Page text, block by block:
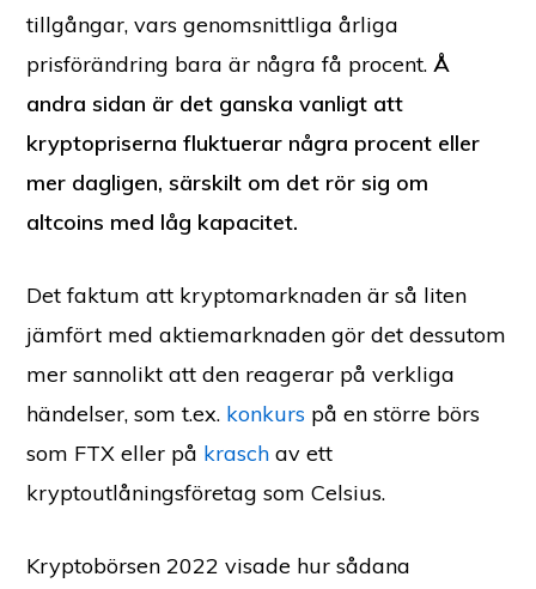
tillgångar, vars genomsnittliga årliga
prisförändring bara är några få procent.Å
andra sidan är det ganska vanligt att
kryptopriserna fluktuerar några procent eller
mer dagligen, särskilt om det rör sig om
altcoins med låg kapacitet.
Det faktum att kryptomarknaden är så liten
jämfört med aktiemarknaden gör det dessutom
mer sannolikt att den reagerar på verkliga
händelser, som t.ex. konkurs på en större börs
som FTX eller på kraschav ett
kryptoutlåningsföretag som Celsius.
Kryptobörsen 2022 visade hur sådana